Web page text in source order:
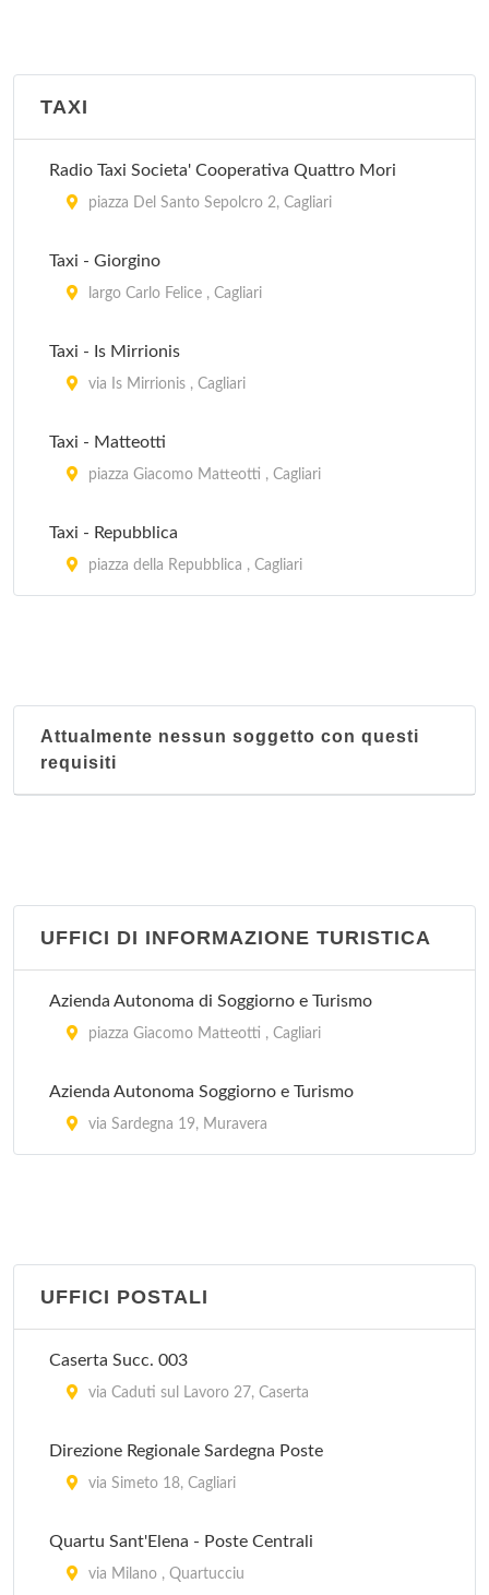
TAXI
Radio Taxi Societa' Cooperativa Quattro Mori
piazza Del Santo Sepolcro 2, Cagliari
Taxi - Giorgino
largo Carlo Felice , Cagliari
Taxi - Is Mirrionis
via Is Mirrionis , Cagliari
Taxi - Matteotti
piazza Giacomo Matteotti , Cagliari
Taxi - Repubblica
piazza della Repubblica , Cagliari
Attualmente nessun soggetto con questi
requisiti
UFFICI DI INFORMAZIONE TURISTICA
Azienda Autonoma di Soggiorno e Turismo
piazza Giacomo Matteotti , Cagliari
Azienda Autonoma Soggiorno e Turismo
via Sardegna 19, Muravera
UFFICI POSTALI
Caserta Succ. 003
via Caduti sul Lavoro 27, Caserta
Direzione Regionale Sardegna Poste
via Simeto 18, Cagliari
Quartu Sant'Elena - Poste Centrali
via Milano , Quartucciu